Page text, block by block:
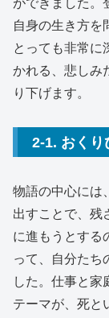
自身の生き方を
とっても非常に
かれる、悲しみ
り下げます。
2-1. おくり
物語の中心には
出すことで、残
に進もうとする
って、自分たち
した。仕事と家
テーマが、死と